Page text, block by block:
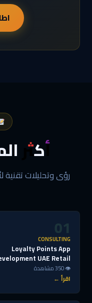
أكثر
رؤى وتحليلات
01
CONSULTING
Loyalty Points App
UAE Retail
👁 350 مشاهدة
اقرأ ←